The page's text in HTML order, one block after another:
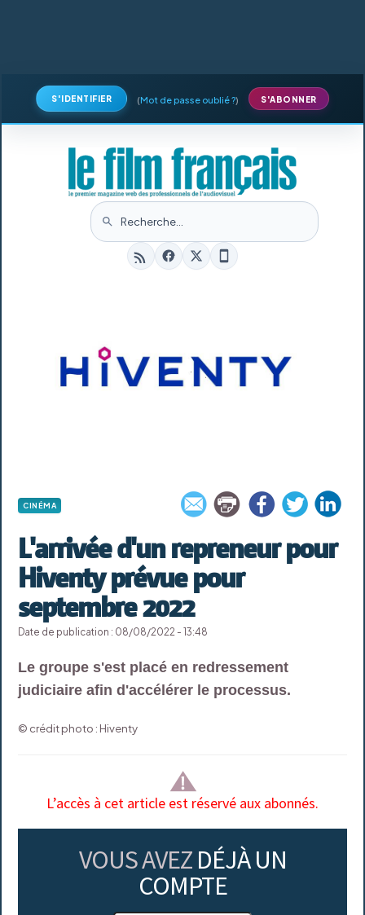
S'IDENTIFIER (Mot de passe oublié ?) S'ABONNER
CINÉMA
L'arrivée d'un repreneur pour
Hiventy prévue pour
septembre 2022
Date de publication : 08/08/2022 - 13:48
Le groupe s'est placé en redressement
judiciaire afin d'accélérer le processus.
© crédit photo : Hiventy
L’accès à cet article est réservé aux abonnés.
VOUS AVEZ DÉJÀ UN
COMPTE